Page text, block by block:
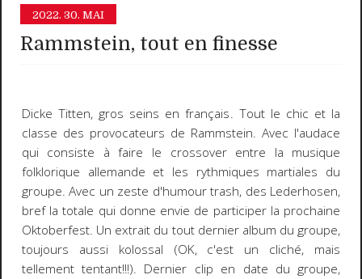
2022. 30. MAI
Rammstein, tout en finesse
Dicke Titten, gros seins en français. Tout le chic et la
classe des provocateurs de Rammstein. Avec l'audace
qui consiste à faire le crossover entre la musique
folklorique allemande et les rythmiques martiales du
groupe. Avec un zeste d'humour trash, des Lederhosen,
bref la totale qui donne envie de participer la prochaine
Oktoberfest. Un extrait du tout dernier album du groupe,
toujours aussi kolossal (OK, c'est un cliché, mais
tellement tentant!!!). Dernier clip en date du groupe,